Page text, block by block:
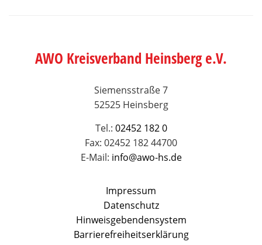
AWO Kreisverband Heinsberg e.V.
Siemensstraße 7
52525 Heinsberg
Tel.: 02452 182 0
Fax: 02452 182 44700
E-Mail: info@awo-hs.de
Impressum
Datenschutz
Hinweisgebendensystem
Barrierefreiheitserklärung